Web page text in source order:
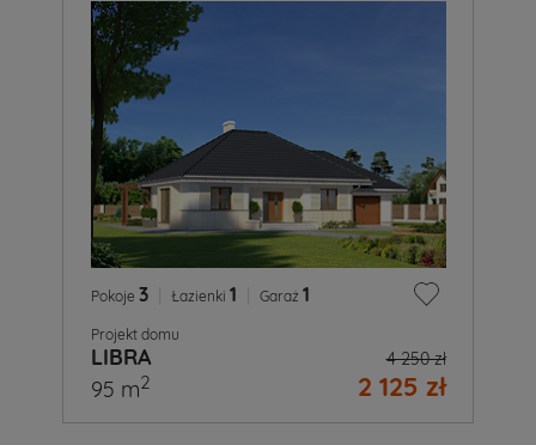
Pokoje 3 Łazienki 1 Garaż 1
Projekt domu
LIBRA 4 250 zł
2 125 zł
95 m2